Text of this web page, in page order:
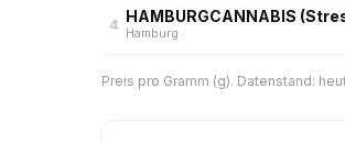
4 HAMBURGCANNABIS
Hamburg
Preis pro Gramm (g). Datenstand: